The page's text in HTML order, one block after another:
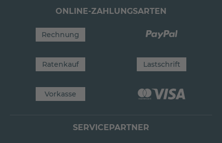
ONLINE-ZAHLUNGSARTEN
Rechnung
Ratenkauf Lastschrift
Vorkasse
SERVICEPARTNER